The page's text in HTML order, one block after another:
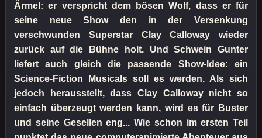
Ärmel: er verspricht dem bösen Wolf, dass er für
seine neue Show den in der Versenkung
verschwunden Superstar Clay Calloway wieder
zurück auf die Bühne holt. Und Schwein Gunter
liefert auch gleich die passende Show-Idee: ein
Science-Fiction Musicals soll es werden. Als sich
jedoch herausstellt, dass Clay Calloway nicht so
einfach überzeugt werden kann, wird es für Buster
und seine Gesellen eng... Wie schon im ersten Teil